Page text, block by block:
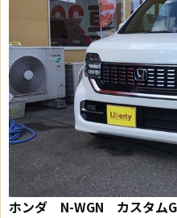
ホンダ N-WGN カスタムG